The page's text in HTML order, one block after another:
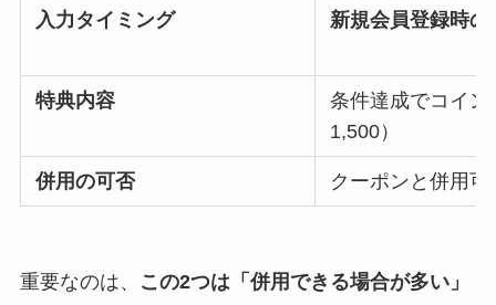
入力タイミング 新規会員登録時の
特典内容
条件達成でコイン
1,500）
併用の可否 クーポンと併用可
重要なのは、
この2つは「併用できる場合が多い」